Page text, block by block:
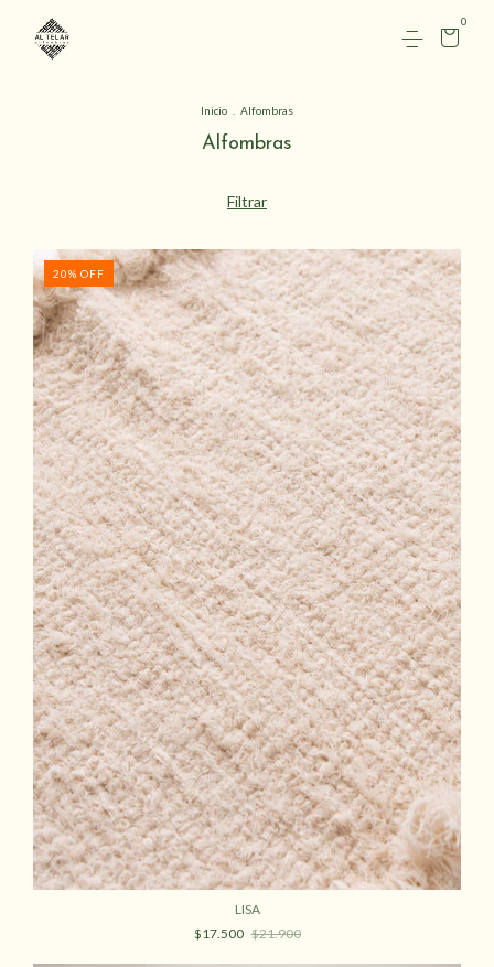
0
Inicio Alfombras
Alfombras
Filtrar
20% OFF
LISA
$17.500 $21.900